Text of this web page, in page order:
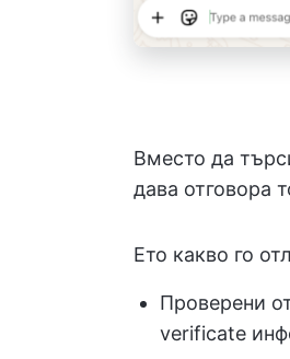
Вместо да
дава отговора
Ето какво го
Проверени
verificate